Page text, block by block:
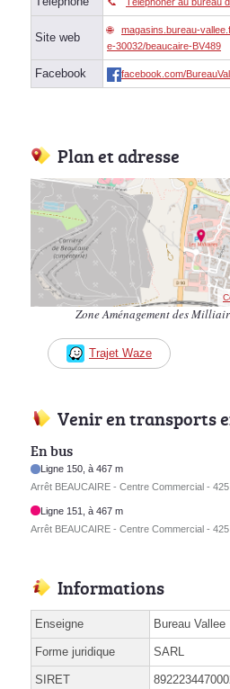
Site web
magasins.bureau-
e-30032/beaucaire-BV489
Facebook facebook.com/
Plan et adresse
Zone Aménagement des
Trajet Waze
Venir en transports
En bus
Ligne 150, à 467 m
Arrêt BEAUCAIRE - Centre Commercial -
Ligne 151, à 467 m
Arrêt BEAUCAIRE - Centre Commercial -
Informations
Enseigne Bureau Vallee
Forme juridique SARL
SIRET